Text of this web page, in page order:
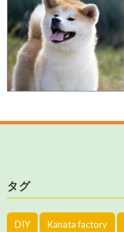
タグ
DIY Kanata factory